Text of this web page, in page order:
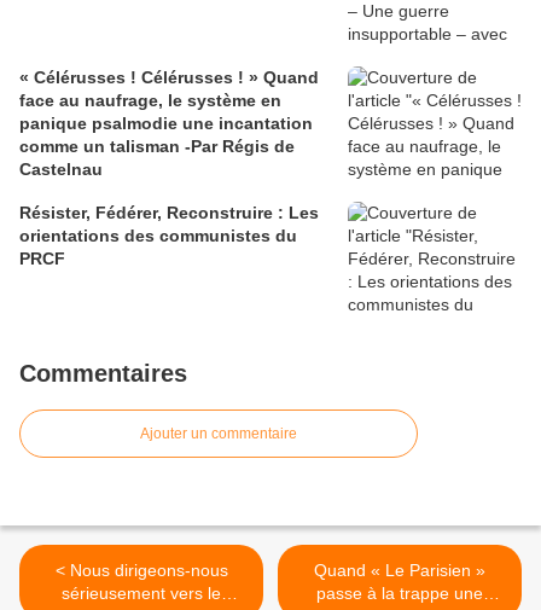
« Célérusses ! Célérusses ! » Quand
face au naufrage, le système en
panique psalmodie une incantation
comme un talisman -Par Régis de
Castelnau
Résister, Fédérer, Reconstruire : Les
orientations des communistes du
PRCF
Commentaires
Ajouter un commentaire
< Nous dirigeons-nous
sérieusement vers le
Quand « Le Parisien »
passe à la trappe une